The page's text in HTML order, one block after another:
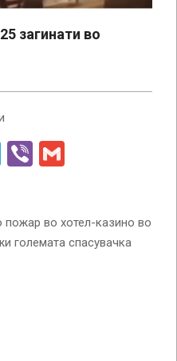
загинати во
Telegram
Viber
пожар во хотел-казино во
големата спасувачка